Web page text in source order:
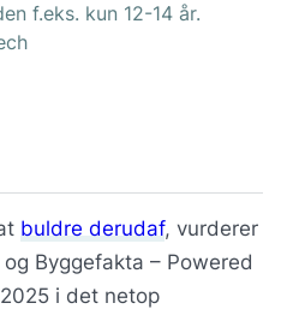
f.eks. kun 12-14 år.
buldre derudaf, vurderer
Byggefakta – Powered
i det netop